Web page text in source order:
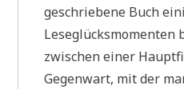
geschriebene Buch
Leseglücksmomenten
zwischen einer
Gegenwart, mit der